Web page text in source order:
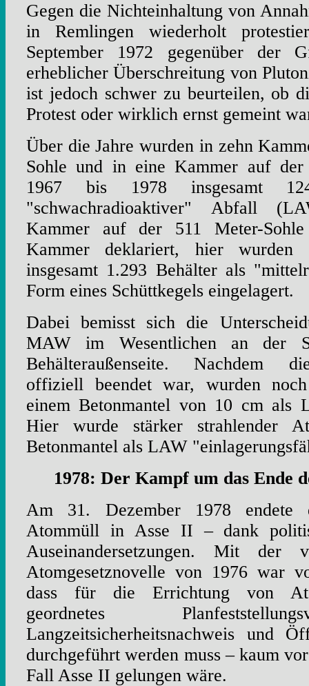
Gegen die Nichteinhaltung von
in Remlingen wiederholt
September 1972 gegenüber der
erheblicher Überschreitung von
ist jedoch schwer zu beurteilen, ob
Protest oder wirklich ernst gemeint
Über die Jahre wurden in zehn
Sohle und in eine Kammer auf
1967 bis 1978 insgesamt
"schwachradioaktiver" Abfall
Kammer auf der 511 Meter-
Kammer deklariert, hier
insgesamt 1.293 Behälter als
Form eines Schüttkegels eingelagert.
Dabei bemisst sich die
MAW im Wesentlichen an der
Behälteraußenseite. Nachdem
offiziell beendet war, wurden
einem Betonmantel von 10 cm als
Hier wurde stärker strahlender
Betonmantel als LAW
1978: Der Kampf um das Ende
Am 31. Dezember 1978 endete
Atommüll in Asse II – dank
Auseinandersetzungen. Mit der
Atomgesetznovelle von 1976 war
dass für die Errichtung von
geordnetes
Langzeitsicherheitsnachweis und
durchgeführt werden muss – kaum
Fall Asse II gelungen wäre.